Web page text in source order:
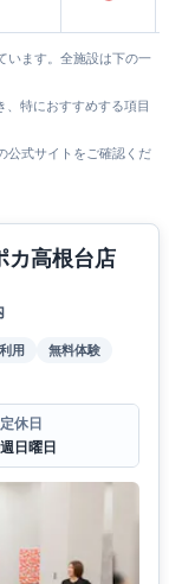
います。全施設は下の一
特におすすめする項目
公式サイトをご確認くだ
カ高根台店
用
無料体験
定休日
日曜日